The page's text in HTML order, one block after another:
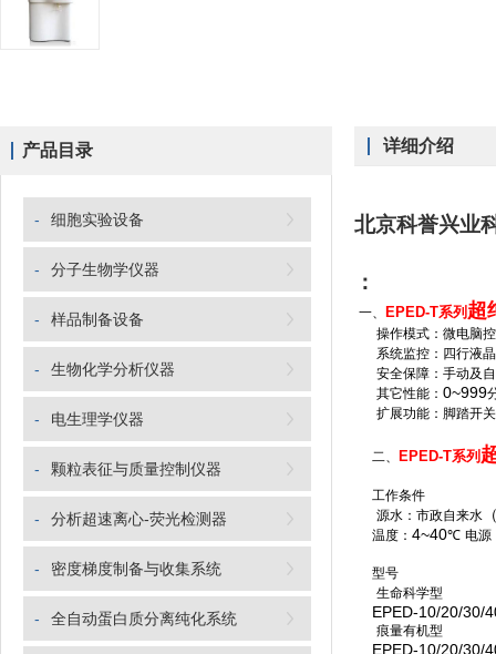
产品目录
- 细胞实验设备
- 分子生物学仪器
- 样品制备设备
- 生物化学分析仪器
- 电生理学仪器
- 颗粒表征与质量控制仪器
- 分析超速离心-荧光检测器
- 密度梯度制备与收集系统
- 全自动蛋白质分离纯化系统
详细介绍
北京科誉兴业
：
一、 EPED-T系列 超
操作模式：微电脑
系统监控：四行液
安全保障：手动及
其它性能： 0~999
扩展功能：脚踏开
二、 EPED-T系列
工作条件
源水：市政自来水
温度： 4~40℃ 电源
型号
生命科学型
EPED-10/20/30/
痕量有机型
EPED-10/20/30/